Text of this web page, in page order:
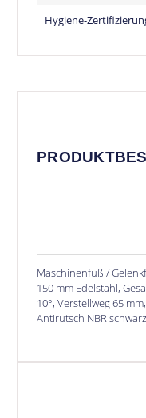
Hygiene-
Maschinenfuß /
150 mm Edelstahl,
10°, Verstellweg 65
Antirutsch NBR